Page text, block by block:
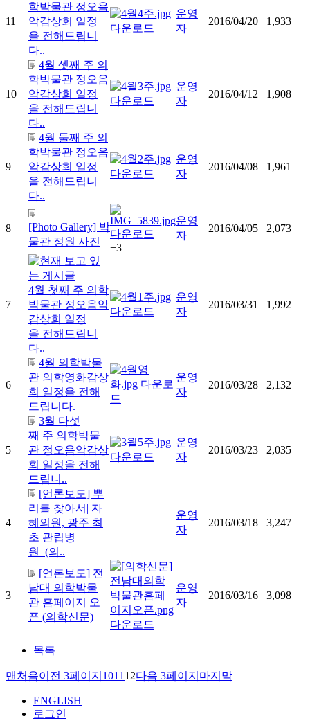
11
학박물관 정오음
악감상회 일정
을 전해드립니
다..
운영
자
2016/04/20 1,933
10
4월 셋째 주 의
학박물관 정오음
악감상회 일정
을 전해드립니
다..
운영
자
2016/04/12 1,908
9
4월 둘째 주 의
학박물관 정오음
악감상회 일정
을 전해드립니
다..
운영
자
2016/04/08 1,961
8
[Photo Gallery] 박
물관 정원 사진
+3
운영
자
2016/04/05 2,073
7
4월 첫째 주 의학
박물관 정오음악
감상회 일정
을 전해드립니
다..
운영
자
2016/03/31 1,992
6
4월 의학박물
관 의학영화감상
회 일정을 전해
드립니다.
운영
자
2016/03/28 2,132
5
3월 다섯
째 주 의학박물
관 정오음악감상
회 일정을 전해
드립니..
운영
자
2016/03/23 2,035
4
[언론보도] 뿌
리를 찾아서| 자
혜의원, 광주 최
초 관립병
원 (의..
운영
자
2016/03/18 3,247
3
[언론보도] 전
남대 의학박물
관 홈페이지 오
픈 (의학신문)
운영
자
2016/03/16 3,098
목록
맨처음이전 3페이지 1011 12다음 3페이지 마지막
ENGLISH
로그인